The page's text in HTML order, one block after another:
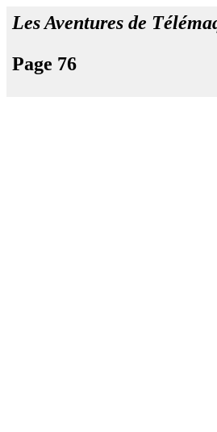
Les Aventures de
Page 76